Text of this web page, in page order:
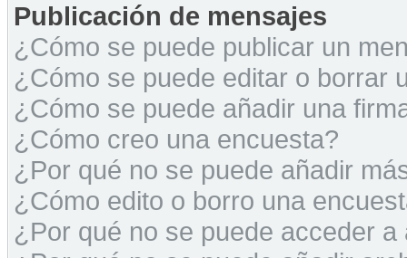
Publicación de mensajes
¿Cómo se puede publicar un
¿Cómo se puede editar o borrar
¿Cómo se puede añadir una
¿Cómo creo una encuesta?
¿Por qué no se puede añadir
¿Cómo edito o borro una
¿Por qué no se puede acceder a